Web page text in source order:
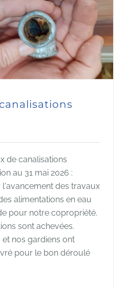
de canalisations
au 31 mai 2026 :
des travaux
alimentations en eau
pour notre copropriété.
sont achevées.
et nos gardiens ont
pour le bon déroulé